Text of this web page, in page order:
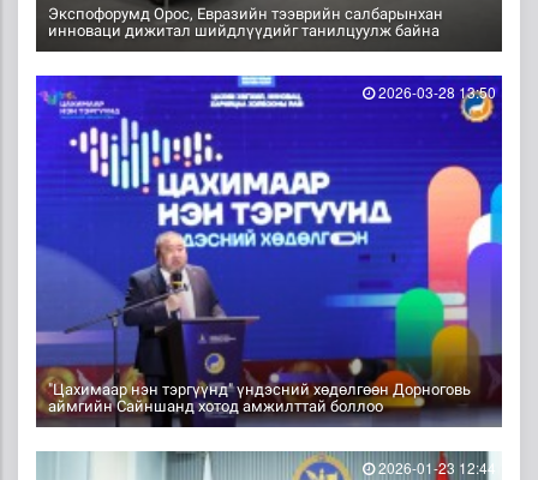
Экспофорумд Орос, Евразийн тээврийн салбарынхан
инноваци дижитал шийдлүүдийг танилцуулж байна
"Цахимаар нэн тэргүүнд" үндэсний хөдөлгөөн Дорноговь
аймгийн Сайншанд хотод амжилттай боллоо
2026-03-28 13:50
2026-01-23 12:44